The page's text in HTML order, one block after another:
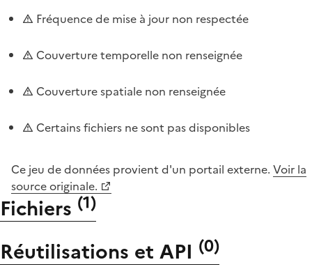
Fréquence de mise à jour non respectée
Couverture temporelle non renseignée
Couverture spatiale non renseignée
Certains fichiers ne sont pas disponibles
Ce jeu de données provient d'un portail externe. Voir la
source originale.
Fichiers (1)
Réutilisations et API (0)